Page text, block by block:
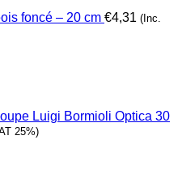
foncé – 20 cm €4,31 (Inc.
Luigi Bormioli Optica 30
25%)